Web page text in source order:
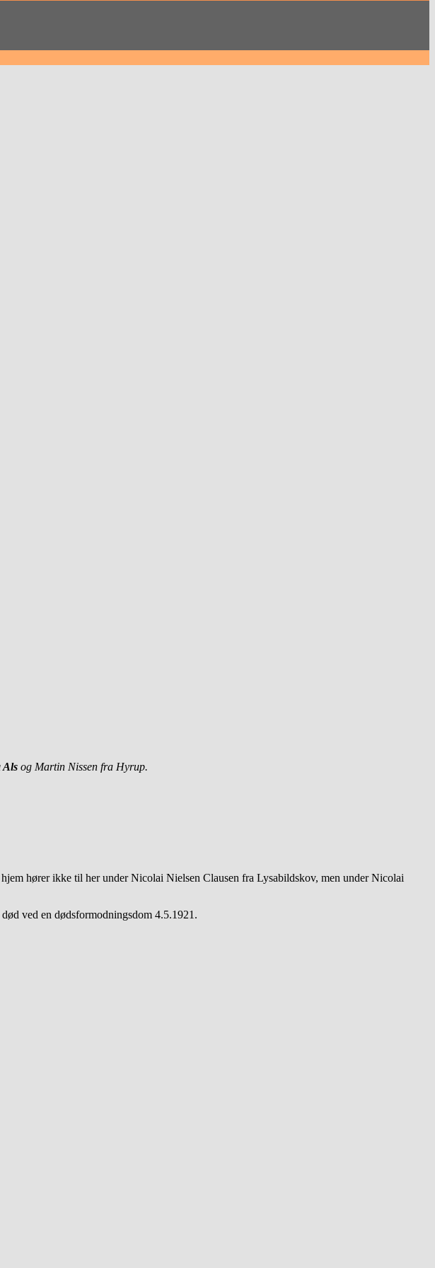
Als og Martin Nissen fra Hyrup.
hører ikke til her under Nicolai Nielsen Clausen fra Lysabildskov, men under Nicolai
ved en dødsformodningsdom 4.5.1921.